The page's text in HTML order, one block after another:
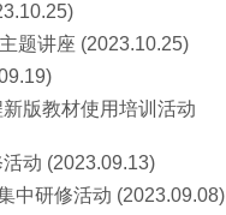
题讲座 (2023.10.25)
版教材使用培训活动
动 (2023.09.13)
中研修活动 (2023.09.08)